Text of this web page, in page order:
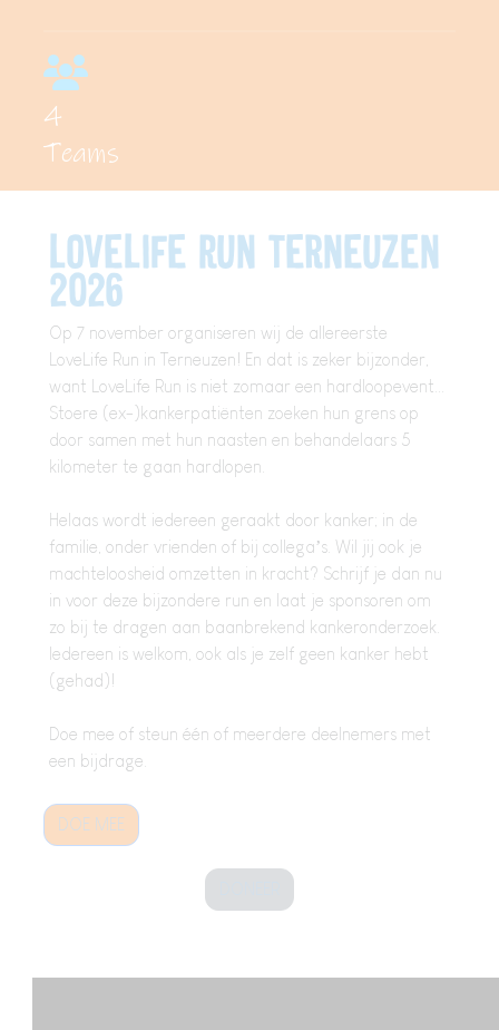
4
Teams
LoveLife Run terneuzen
2026
Op 7 november organiseren wij de allereerste
LoveLife Run in Terneuzen! En dat is zeker bijzonder,
want LoveLife Run is niet zomaar een hardloopevent...
Stoere (ex-)kankerpatiënten zoeken hun grens op
door samen met hun naasten en behandelaars 5
kilometer te gaan hardlopen.
Helaas wordt iedereen geraakt door kanker; in de
familie, onder vrienden of bij collega’s. Wil jij ook je
machteloosheid omzetten in kracht? Schrijf je dan nu
in voor deze bijzondere run en laat je sponsoren om
zo bij te dragen aan baanbrekend kankeronderzoek.
Iedereen is welkom, ook als je zelf geen kanker hebt
(gehad)!
Doe mee of steun één of meerdere deelnemers met
een bijdrage.
DOE MEE